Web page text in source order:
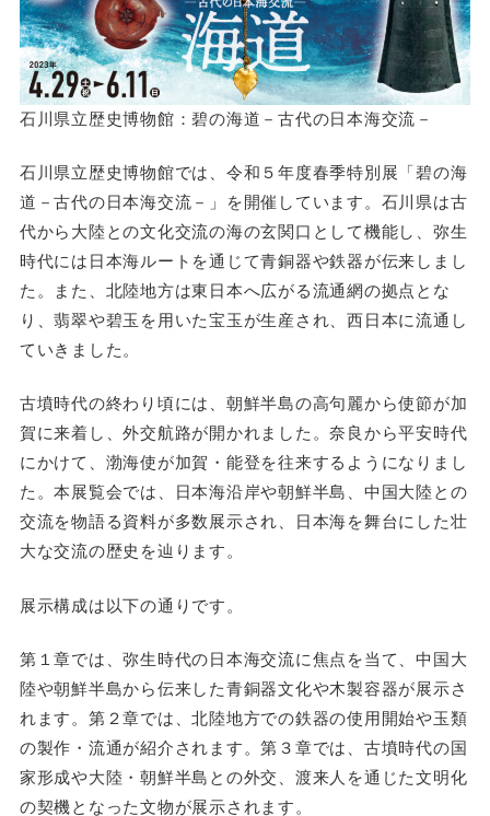
石川県立歴史博物館：碧の海道－古代の日本海交流－
石川県立歴史博物館では、令和５年度春季特別展「碧の海
道－古代の日本海交流－」を開催しています。石川県は古
代から大陸との文化交流の海の玄関口として機能し、弥生
時代には日本海ルートを通じて青銅器や鉄器が伝来しまし
た。また、北陸地方は東日本へ広がる流通網の拠点とな
り、翡翠や碧玉を用いた宝玉が生産され、西日本に流通し
ていきました。
古墳時代の終わり頃には、朝鮮半島の高句麗から使節が加
賀に来着し、外交航路が開かれました。奈良から平安時代
にかけて、渤海使が加賀・能登を往来するようになりまし
た。本展覧会では、日本海沿岸や朝鮮半島、中国大陸との
交流を物語る資料が多数展示され、日本海を舞台にした壮
大な交流の歴史を辿ります。
展示構成は以下の通りです。
第１章では、弥生時代の日本海交流に焦点を当て、中国大
陸や朝鮮半島から伝来した青銅器文化や木製容器が展示さ
れます。第２章では、北陸地方での鉄器の使用開始や玉類
の製作・流通が紹介されます。第３章では、古墳時代の国
家形成や大陸・朝鮮半島との外交、渡来人を通じた文明化
の契機となった文物が展示されます。